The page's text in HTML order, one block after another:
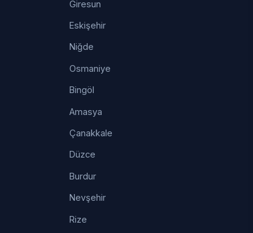
Giresun
Eskişehir
Niğde
Osmaniye
Bingöl
Amasya
Çanakkale
Düzce
Burdur
Nevşehir
Rize